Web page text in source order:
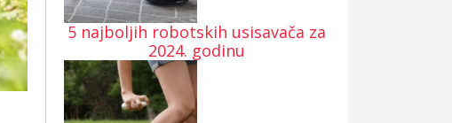
5 najboljih robotskih usisavača za
2024. godinu